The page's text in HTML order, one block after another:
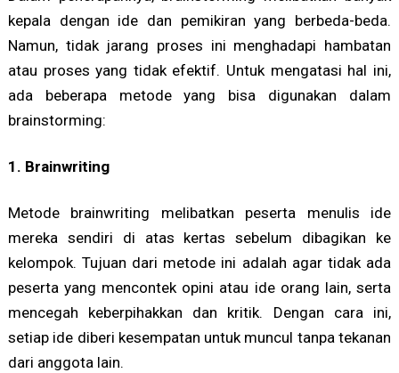
kepala dengan ide dan pemikiran yang berbeda-beda.
Namun, tidak jarang proses ini menghadapi hambatan
atau proses yang tidak efektif. Untuk mengatasi hal ini,
ada beberapa metode yang bisa digunakan dalam
brainstorming:
1. Brainwriting
Metode brainwriting melibatkan peserta menulis ide
mereka sendiri di atas kertas sebelum dibagikan ke
kelompok. Tujuan dari metode ini adalah agar tidak ada
peserta yang mencontek opini atau ide orang lain, serta
mencegah keberpihakkan dan kritik. Dengan cara ini,
setiap ide diberi kesempatan untuk muncul tanpa tekanan
dari anggota lain.